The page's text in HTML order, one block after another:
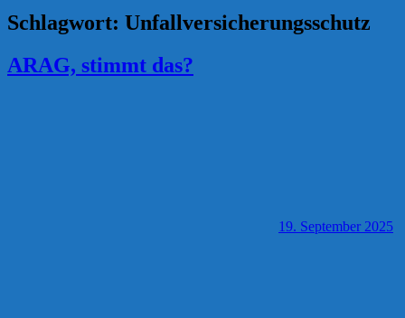
Schlagwort: Unfallversicherungsschutz
ARAG, stimmt das?
19. September 2025